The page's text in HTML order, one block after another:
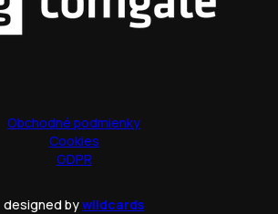
Obchodné podmienky
Cookies
GDPR
designed bywildcards